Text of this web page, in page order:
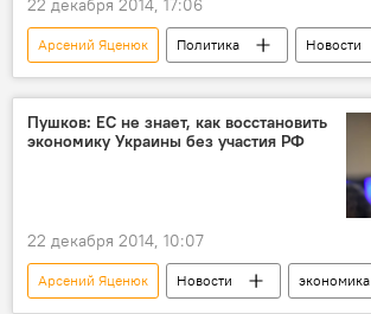
22 декабря 2014, 17:06
Арсений Яценюк Политика
Новости
В мире
Казахстан
Киев
Украина
Москва
Нурсултан Назарбаев
ОДКБ
Пушков: ЕС не знает, как восстановить
экономику Украины без участия РФ
22 декабря 2014, 10:07
Арсений Яценюк Новости
экономика